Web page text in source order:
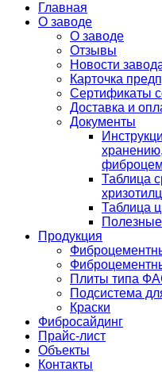
Главная
О заводе
О заводе
Отзывы
Новости
Карточка
Сертификаты
Доставка и
Документы
Таблица
Таблица
Полезные
Продукция
Плиты типа
Подсистема
Краски
Фибросайдинг
Прайс-лист
Объекты
Контакты